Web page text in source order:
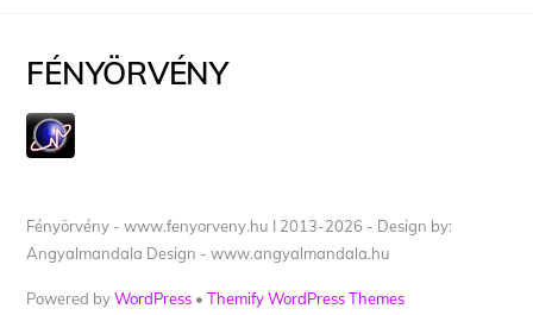
FÉNYÖRVÉNY
Fényörvény - www.fenyorveny.hu I 2013-2026 - Design by:
Angyalmandala Design - www.angyalmandala.hu
Powered byWordPress •Themify WordPress Themes